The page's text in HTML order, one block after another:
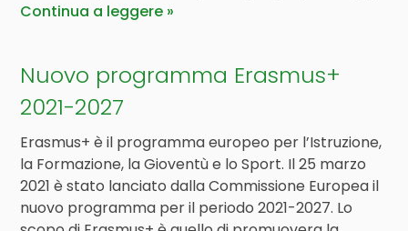
Continua a leggere
Nuovo programma Erasmus+
2021-2027
Erasmus+ è il programma europeo per l’Istruzione,
la Formazione, la Gioventù e lo Sport. Il 25 marzo
2021 è stato lanciato dalla Commissione Europea il
nuovo programma per il periodo 2021-2027. Lo